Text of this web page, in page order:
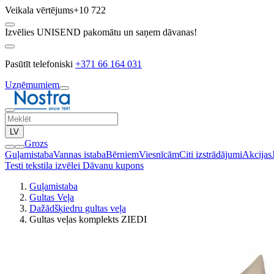
Veikala vērtējums+10 722
Izvēlies UNISEND pakomātu un saņem dāvanas!
Pasūtīt telefoniski +371 66 164 031
Uzņēmumiem
LV
Grozs
GuļamistabaVannas istabaBērniemViesnīcāmCiti izstrādājumiAkcijas
Testi tekstila izvēlei Dāvanu kupons
Guļamistaba
Gultas Veļa
Dažādšķiedru gultas veļa
Gultas veļas komplekts ZIEDI